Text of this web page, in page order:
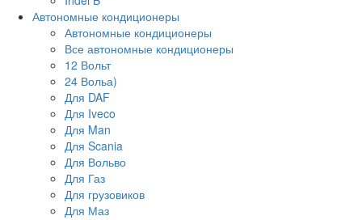
Автономные кондиционеры
Автономные кондиционеры
Все автономные кондиционеры
12 Вольт
24 Вольа)
Для DAF
Для Iveco
Для Man
Для Scania
Для Вольво
Для Газ
Для грузовиков
Для Маз